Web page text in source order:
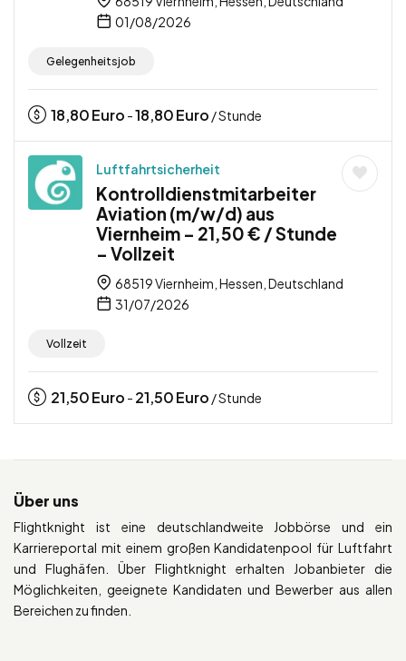
01/08/2026
Gelegenheitsjob
18,80Euro -18,80Euro / Stunde
Luftfahrtsicherheit
Kontrolldienstmitarbeiter
Aviation (m/w/d) aus
Viernheim – 21,50 € / Stunde
– Vollzeit
68519 Viernheim, Hessen, Deutschland
31/07/2026
Vollzeit
21,50Euro - 21,50Euro / Stunde
Über uns
Flightknight ist eine deutschlandweite Jobbörse und ein
Karriereportal mit einem großen Kandidatenpool für Luftfahrt
und Flughäfen. Über Flightknight erhalten Jobanbieter die
Möglichkeiten, geeignete Kandidaten und Bewerber aus allen
Bereichen zu finden.